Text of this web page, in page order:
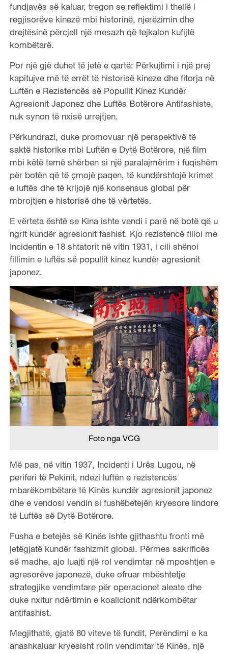
fundjavës së kaluar, tregon se reflektimi i thellë i
regjisorëve kinezë mbi historinë, njerëzimin dhe
drejtësinë përcjell një mesazh që tejkalon kufijtë
kombëtarë.
Por një gjë duhet të jetë e qartë: Përkujtimi i një prej
kapitujve më të errët të historisë kineze dhe fitorja në
Luftën e Rezistencës së Popullit Kinez Kundër
Agresionit Japonez dhe Luftës Botërore Antifashiste,
nuk synon të nxisë urrejtjen.
Përkundrazi, duke promovuar një perspektivë të
saktë historike mbi Luftën e Dytë Botërore, një film
mbi këtë temë shërben si një paralajmërim i fuqishëm
për botën që të çmojë paqen, të kundërshtojë krimet
e luftës dhe të krijojë një konsensus global për
mbrojtjen e historisë dhe të vërtetës.
E vërteta është se Kina ishte vendi i parë në botë që u
ngrit kundër agresionit fashist. Kjo rezistencë filloi me
Incidentin e 18 shtatorit në vitin 1931, i cili shënoi
fillimin e luftës së popullit kinez kundër agresionit
japonez.
Foto nga VCG
Më pas, në vitin 1937, Incidenti i Urës Lugou, në
periferi të Pekinit, ndezi luftën e rezistencës
mbarëkombëtare të Kinës kundër agresionit japonez
dhe e vendosi vendin si fushëbetejën kryesore lindore
të Luftës së Dytë Botërore.
Fusha e betejës së Kinës ishte gjithashtu fronti më
jetëgjatë kundër fashizmit global. Përmes sakrificës
së madhe, ajo luajti një rol vendimtar në mposhtjen e
agresorëve japonezë, duke ofruar mbështetje
strategjike vendimtare për operacionet aleate dhe
duke nxitur ndërtimin e koalicionit ndërkombëtar
antifashist.
Megjithatë, gjatë 80 viteve të fundit, Perëndimi e ka
anashkaluar kryesisht rolin vendimtar të Kinës, një